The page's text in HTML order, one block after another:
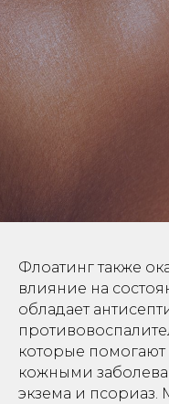
Флоатинг также
влияние на
обладает
которые
кожными
экзема и